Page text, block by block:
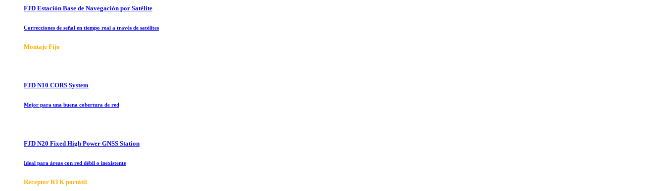
FJD Estación Base de Navegación por Satélite
Correcciones de señal en tiempo real a través de satélites
Montaje Fijo
FJD N10 CORS System
Mejor para una buena cobertura de red
FJD N20 Fixed High Power GNSS Station
Ideal para áreas con red débil o inexistente
Receptor RTK portátil